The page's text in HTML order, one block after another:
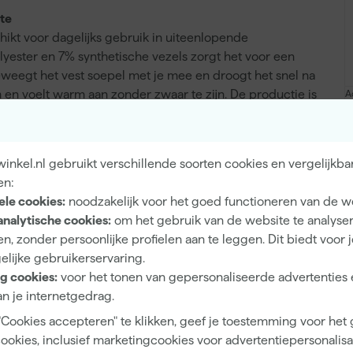
gebruikt verschillende soorten cookies en
cookies: noodzakelijk voor het goed functioneren van de
cookies: om het gebruik van de website te
zonder persoonlijke profielen aan te leggen. Dit biedt voor
gebruikerservaring.
cookies: voor het tonen van gepersonaliseerde advertenties
je internetgedrag.
accepteren" te klikken, geef je toestemming voor het
inclusief marketingcookies voor
voor dagelijks gebruik in uiteenlopende
en 7% synthetische vezels zorgt het voor een
het vest soepel met je mee en droogt het snel na
voelt warm aan zonder zwaar te zijn. De productie is
van Trees for All. Wassen doe je op 40 graden,
of een droger wordt afgeraden voor langdurig
Unisex
L